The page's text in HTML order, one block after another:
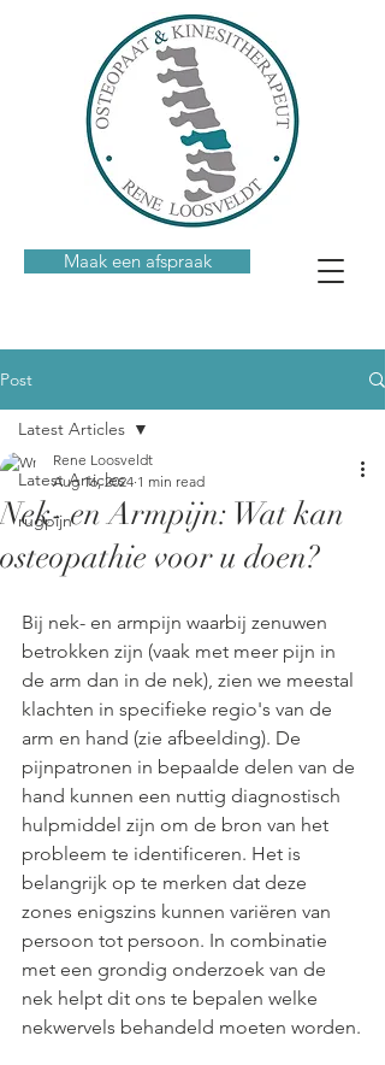
Maak een afspraak
Post
Latest Articles
rugpijn
Latest Articles
Nek- en Armpijn: Wat kan
osteopathie voor u doen?
Rene Loosveldt
Aug 16, 2024 1 min read
Bij nek- en armpijn waarbij zenuwen
betrokken zijn (vaak met meer pijn in
de arm dan in de nek), zien we meestal
klachten in specifieke regio's van de
arm en hand (zie afbeelding). De
pijnpatronen in bepaalde delen van de
hand kunnen een nuttig diagnostisch
hulpmiddel zijn om de bron van het
probleem te identificeren. Het is
belangrijk op te merken dat deze
zones enigszins kunnen variëren van
persoon tot persoon. In combinatie
met een grondig onderzoek van de
nek helpt dit ons te bepalen welke
nekwervels behandeld moeten worden.